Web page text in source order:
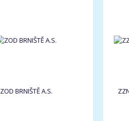
ZOD BRNIŠTĚ A.S.